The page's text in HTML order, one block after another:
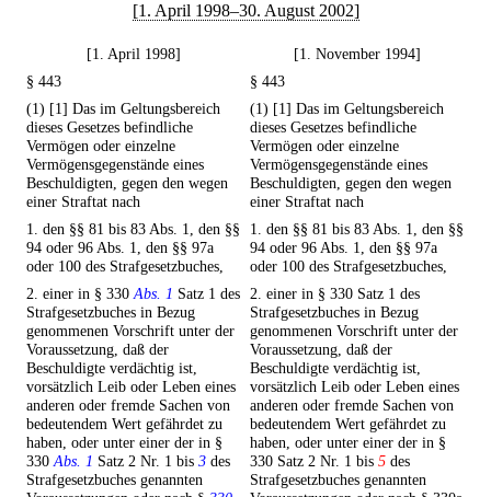
[1. April 1998–30. August 2002]
[1. April 1998]
[1. November 1994]
§ 443
§ 443
(1) [1] Das im Geltungsbereich
dieses Gesetzes befindliche
Vermögen oder einzelne
Vermögensgegenstände eines
Beschuldigten, gegen den wegen
einer Straftat nach
(1) [1] Das im Geltungsbereich
dieses Gesetzes befindliche
Vermögen oder einzelne
Vermögensgegenstände eines
Beschuldigten, gegen den wegen
einer Straftat nach
1. den §§ 81 bis 83 Abs. 1, den §§
94 oder 96 Abs. 1, den §§ 97a
oder 100 des Strafgesetzbuches,
1. den §§ 81 bis 83 Abs. 1, den §§
94 oder 96 Abs. 1, den §§ 97a
oder 100 des Strafgesetzbuches,
2. einer in § 330Abs. 1 Satz 1 des
Strafgesetzbuches in Bezug
genommenen Vorschrift unter der
Voraussetzung, daß der
Beschuldigte verdächtig ist,
vorsätzlich Leib oder Leben eines
anderen oder fremde Sachen von
bedeutendem Wert gefährdet zu
haben, oder unter einer der in §
330Abs. 1 Satz 2 Nr. 1 bis 3 des
Strafgesetzbuches genannten
2. einer in § 330 Satz 1 des
Strafgesetzbuches in Bezug
genommenen Vorschrift unter der
Voraussetzung, daß der
Beschuldigte verdächtig ist,
vorsätzlich Leib oder Leben eines
anderen oder fremde Sachen von
bedeutendem Wert gefährdet zu
haben, oder unter einer der in §
330 Satz 2 Nr. 1 bis 5 des
Strafgesetzbuches genannten